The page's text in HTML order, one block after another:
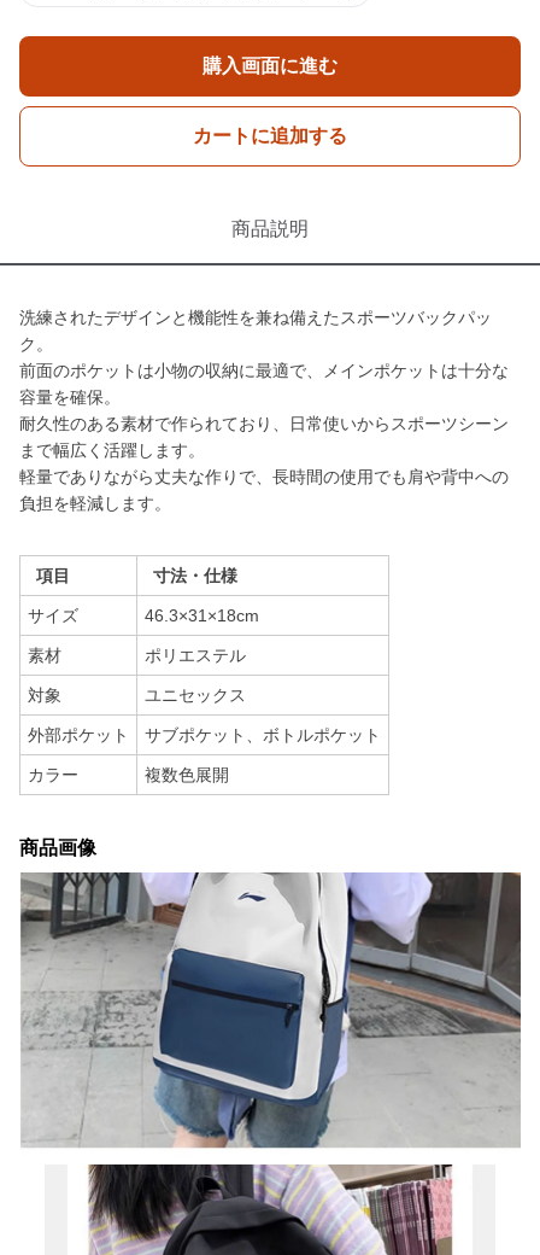
購入画面に進む
カートに追加する
商品説明
洗練されたデザインと機能性を兼ね備えたスポーツバックパッ
ク。
前面のポケットは小物の収納に最適で、メインポケットは十分な
容量を確保。
耐久性のある素材で作られており、日常使いからスポーツシーン
まで幅広く活躍します。
軽量でありながら丈夫な作りで、長時間の使用でも肩や背中への
負担を軽減します。
項目 寸法・仕様
サイズ 46.3×31×18cm
素材 ポリエステル
対象 ユニセックス
外部ポケット サブポケット、ボトルポケット
カラー 複数色展開
商品画像